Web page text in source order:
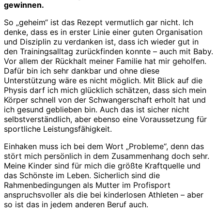
gewinnen.
So „geheim“ ist das Rezept vermutlich gar nicht. Ich
denke, dass es in erster Linie einer guten Organisation
und Disziplin zu verdanken ist, dass ich wieder gut in
den Trainingsalltag zurückfinden konnte – auch mit Baby.
Vor allem der Rückhalt meiner Familie hat mir geholfen.
Dafür bin ich sehr dankbar und ohne diese
Unterstützung wäre es nicht möglich. Mit Blick auf die
Physis darf ich mich glücklich schätzen, dass sich mein
Körper schnell von der Schwangerschaft erholt hat und
ich gesund geblieben bin. Auch das ist sicher nicht
selbstverständlich, aber ebenso eine Voraussetzung für
sportliche Leistungsfähigkeit.
Einhaken muss ich bei dem Wort „Probleme“, denn das
stört mich persönlich in dem Zusammenhang doch sehr.
Meine Kinder sind für mich die größte Kraftquelle und
das Schönste im Leben. Sicherlich sind die
Rahmenbedingungen als Mutter im Profisport
anspruchsvoller als die bei kinderlosen Athleten – aber
so ist das in jedem anderen Beruf auch.